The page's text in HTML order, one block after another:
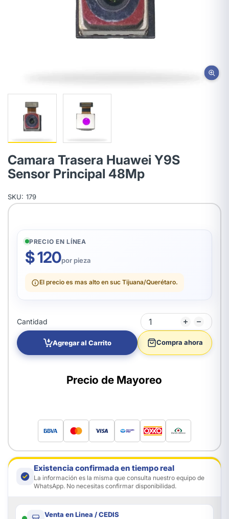
Camara Trasera Huawei Y9S
Sensor Principal 48Mp
SKU: 179
PRECIO EN LÍNEA
$ 120por pieza
El precio es mas alto en suc Tijuana/Querétaro.
Cantidad
Agregar al Carrito Compra ahora
Precio de Mayoreo
Existencia confirmada en tiempo real
La información es la misma que consulta nuestro equipo de
WhatsApp. No necesitas confirmar disponibilidad.
Venta en Linea / CEDIS